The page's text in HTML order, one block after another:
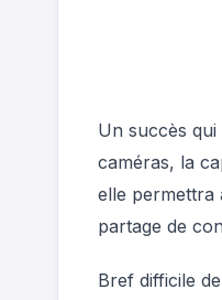
Un succès qui
caméras, la
elle permettra
partage de
Bref difficile